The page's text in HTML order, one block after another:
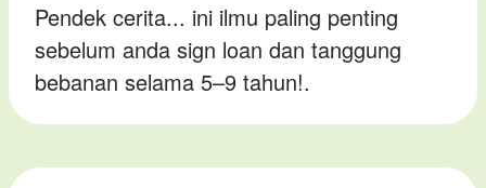
Pendek cerita... ini ilmu paling penting
sebelum anda sign loan dan tanggung
bebanan selama 5–9 tahun!.